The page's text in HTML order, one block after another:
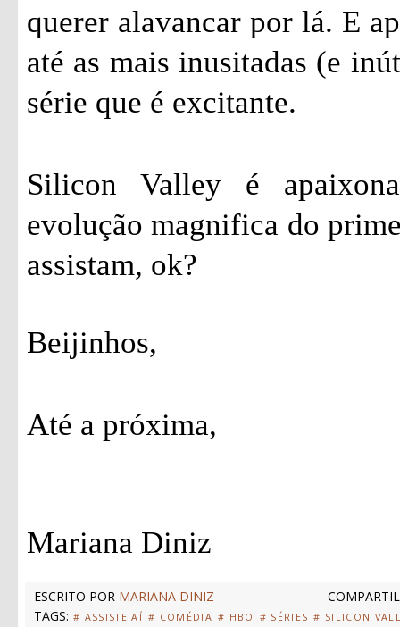
querer alavancar por lá. E
até as mais inusitadas (e
série que é excitante.
Silicon Valley é
evolução magnifica do
assistam, ok?
Beijinhos,
Até a próxima,
Mariana Diniz
ESCRITO POR MARIANA DINIZ
TAGS: # ASSISTE AÍ # COMÉDIA # HBO # SÉRIES # SILICON